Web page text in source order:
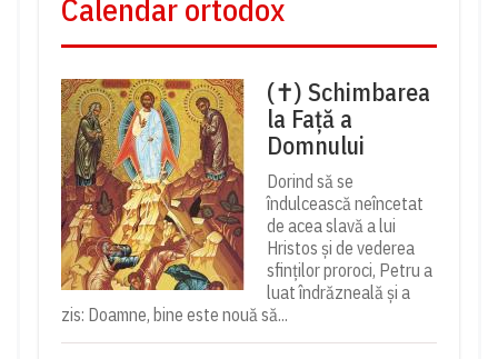
Calendar ortodox
(✝) Schimbarea
la Față a
Domnului
Dorind să se
îndulcească neîncetat
de acea slavă a lui
Hristos și de vederea
sfinților proroci, Petru a
luat îndrăzneală și a
zis: Doamne, bine este nouă să...